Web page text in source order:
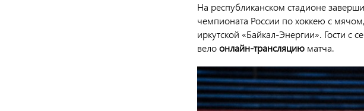
На республиканском стадионе
чемпионата России по хоккею с
иркутской «Байкал-Энергии». Гости с
велоонлайн-трансляциюматча.